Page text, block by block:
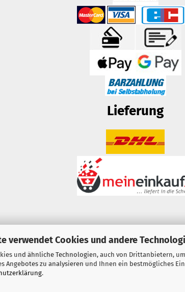
verwendet Cookies und andere
und ähnliche Technologien, auch von Drittanbietern,
Angebotes zu analysieren und Ihnen ein bestmögliches
.
Lieferung
Vertrag widerrufen